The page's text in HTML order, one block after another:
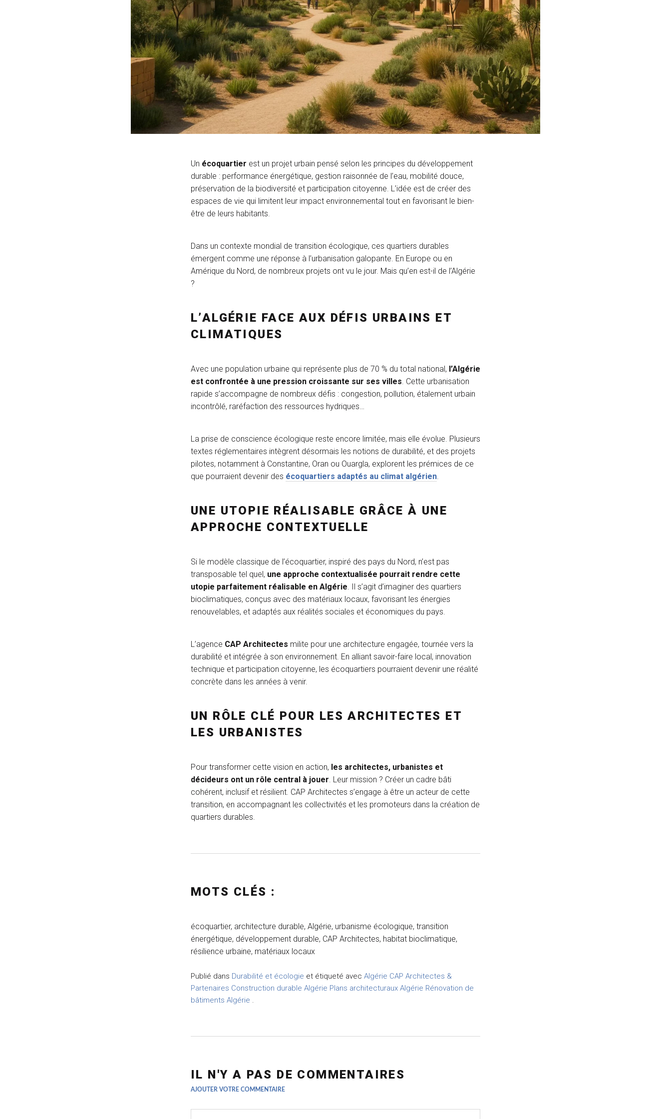
Un écoquartier est un projet urbain pensé selon les principes du développement
durable : performance énergétique, gestion raisonnée de l’eau, mobilité douce,
préservation de la biodiversité et participation citoyenne. L’idée est de créer des
espaces de vie qui limitent leur impact environnemental tout en favorisant le bien-
être de leurs habitants.
Dans un contexte mondial de transition écologique, ces quartiers durables
émergent comme une réponse à l’urbanisation galopante. En Europe ou en
Amérique du Nord, de nombreux projets ont vu le jour. Mais qu’en est-il de l’Algérie
?
L’ALGÉRIE FACE AUX DÉFIS URBAINS ET
CLIMATIQUES
Avec une population urbaine qui représente plus de 70 % du total national, l’Algérie
est confrontée à une pression croissante sur ses villes. Cette urbanisation
rapide s’accompagne de nombreux défis : congestion, pollution, étalement urbain
incontrôlé, raréfaction des ressources hydriques…
La prise de conscience écologique reste encore limitée, mais elle évolue. Plusieurs
textes réglementaires intègrent désormais les notions de durabilité, et des projets
pilotes, notamment à Constantine, Oran ou Ouargla, explorent les prémices de ce
que pourraient devenir des écoquartiers adaptés au climat algérien.
UNE UTOPIE RÉALISABLE GRÂCE À UNE
APPROCHE CONTEXTUELLE
Si le modèle classique de l’écoquartier, inspiré des pays du Nord, n’est pas
transposable tel quel, une approche contextualisée pourrait rendre cette
utopie parfaitement réalisable en Algérie. Il s’agit d’imaginer des quartiers
bioclimatiques, conçus avec des matériaux locaux, favorisant les énergies
renouvelables, et adaptés aux réalités sociales et économiques du pays.
L’agence CAP Architectes milite pour une architecture engagée, tournée vers la
durabilité et intégrée à son environnement. En alliant savoir-faire local, innovation
technique et participation citoyenne, les écoquartiers pourraient devenir une réalité
concrète dans les années à venir.
UN RÔLE CLÉ POUR LES ARCHITECTES ET
LES URBANISTES
Pour transformer cette vision en action, les architectes, urbanistes et
décideurs ont un rôle central à jouer. Leur mission ? Créer un cadre bâti
cohérent, inclusif et résilient. CAP Architectes s’engage à être un acteur de cette
transition, en accompagnant les collectivités et les promoteurs dans la création de
quartiers durables.
MOTS CLÉS :
écoquartier, architecture durable, Algérie, urbanisme écologique, transition
énergétique, développement durable, CAP Architectes, habitat bioclimatique,
résilience urbaine, matériaux locaux
Publié dans Durabilité et écologie et étiqueté avec Algérie CAP Architectes &
Partenaires Construction durable Algérie Plans architecturaux Algérie Rénovation de
bâtiments Algérie .
IL N'Y A PAS DE COMMENTAIRES
AJOUTER VOTRE COMMENTAIRE